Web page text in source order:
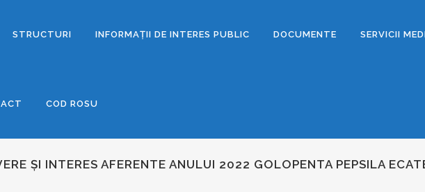
STRUCTURI INFORMAȚII DE INTERES PUBLIC DOCUMENTE SERVICII
COD ROSU
ȘI INTERES AFERENTE ANULUI 2022 GOLOPENTA PEPSILA